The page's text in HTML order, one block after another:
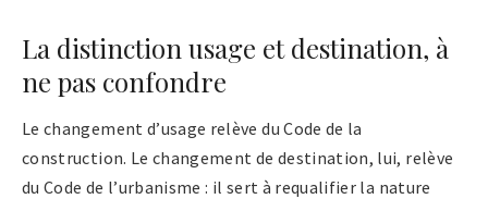
La distinction usage et destination, à
ne pas confondre
Le changement d’usage relève du Code de la
construction. Le changement de destination, lui, relève
du Code de l’urbanisme : il sert à requalifier la nature